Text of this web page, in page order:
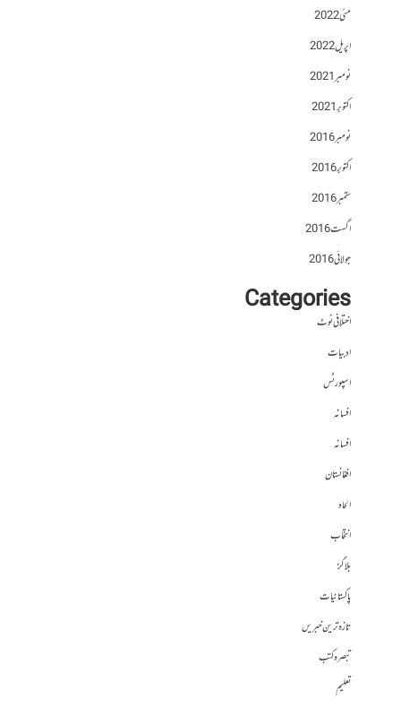
مئی 2022
اپریل 2022
نومبر 2021
اکتوبر 2021
نومبر 2016
اکتوبر 2016
ستمبر 2016
اگست 2016
جولائی 2016
Categories
اختلافی نوٹ
ادبیات
اسپورٹس
افسانہ
افسانہ
افغانستان
الحاد
انتخاب
بلاگز
پاکستانیات
تازہ ترین خبریں
تبصرہ کتب
تعلیم